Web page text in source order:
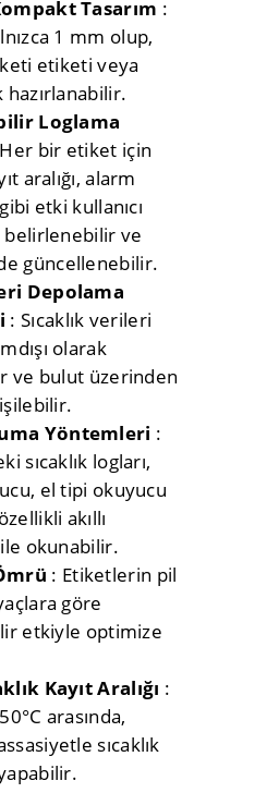
Tasarım :
1 mm olup,
etiketi veya
Loglama
bir etiket için
aralığı, alarm
etki kullanıcı
belirlenebilir ve
güncellenebilir.
Depolama
: Sıcaklık verileri
olarak
ve bulut üzerinden
Yöntemleri :
sıcaklık logları,
el tipi okuyucu
akıllı
okunabilir.
: Etiketlerin pil
göre
etkiyle optimize
Kayıt Aralığı :
arasında,
sıcaklık